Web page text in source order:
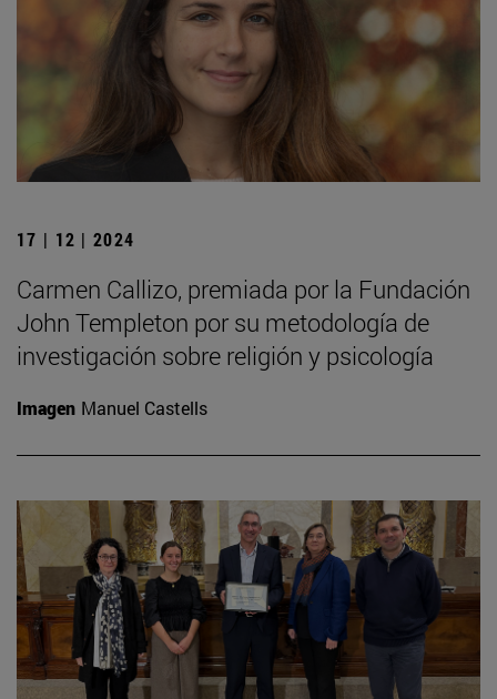
17 | 12 | 2024
Carmen Callizo, premiada por la Fundación
John Templeton por su metodología de
investigación sobre religión y psicología
Imagen Manuel Castells